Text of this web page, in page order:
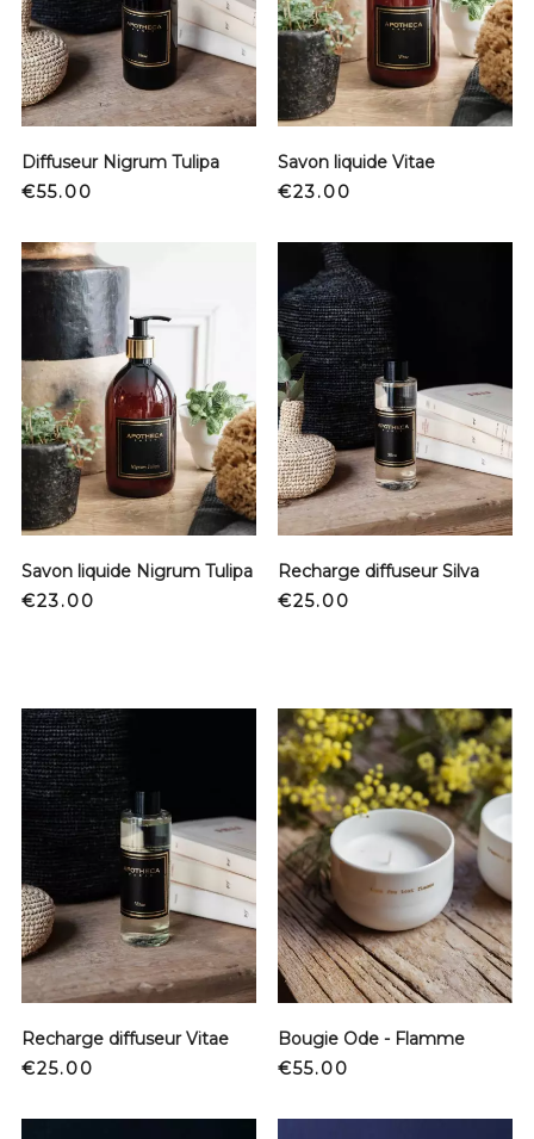
Diffuseur Nigrum Tulipa
Price
€55.00
Savon liquide Vitae
Price
€23.00
Savon liquide Nigrum Tulipa
Price
€23.00
Recharge diffuseur Silva
Price
€25.00
Recharge diffuseur Vitae
Price
€25.00
Bougie Ode - Flamme
Price
€55.00